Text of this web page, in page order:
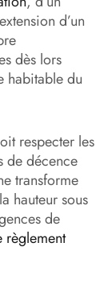
d’un
dès lors
habitable du
respecter les
de décence
transforme
hauteur sous
de
règlement